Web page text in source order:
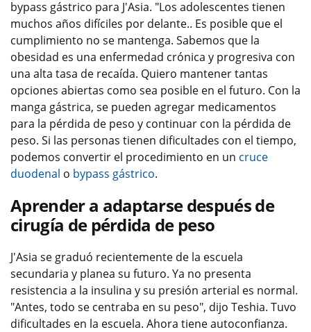
bypass gástrico para J'Asia. "Los adolescentes tienen
muchos años difíciles por delante.. Es posible que el
cumplimiento no se mantenga. Sabemos que la
obesidad es una enfermedad crónica y progresiva con
una alta tasa de recaída. Quiero mantener tantas
opciones abiertas como sea posible en el futuro. Con la
manga gástrica, se pueden agregar medicamentos
para la pérdida de peso y continuar con la pérdida de
peso. Si las personas tienen dificultades con el tiempo,
podemos convertir el procedimiento en un cruce
duodenal o bypass gástrico.
Aprender a adaptarse después de
cirugía de pérdida de peso
J'Asia se graduó recientemente de la escuela
secundaria y planea su futuro. Ya no presenta
resistencia a la insulina y su presión arterial es normal.
"Antes, todo se centraba en su peso", dijo Teshia. Tuvo
dificultades en la escuela. Ahora tiene autoconfianza.